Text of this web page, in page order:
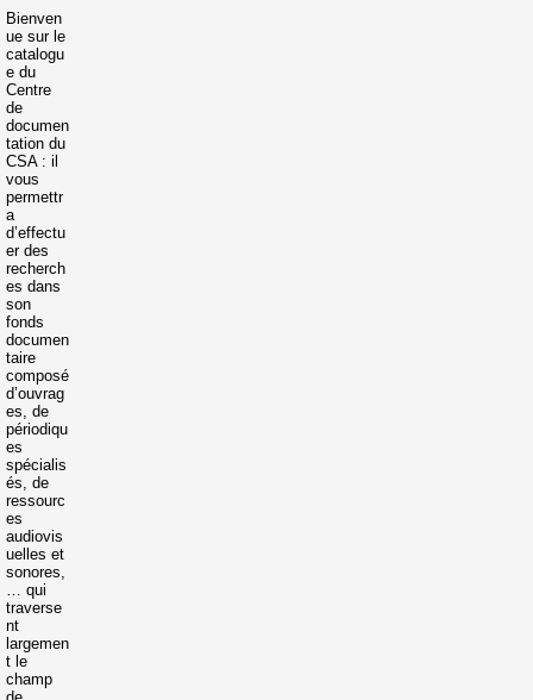
Bienven
ue sur le
catalogu
e du
Centre
de
documen
tation du
CSA : il
vous
permettr
a
d’effectu
er des
recherch
es dans
son
fonds
documen
taire
composé
d’ouvrag
es, de
périodiqu
es
spécialis
és, de
ressourc
es
audiovis
uelles et
sonores,
… qui
traverse
nt
largemen
t le
champ